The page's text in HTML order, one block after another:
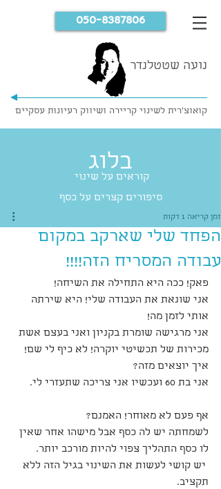
נועה שטטלנדר
קואוצ'רית לשינוי קריירה ושיווק רעיונות עסקיים
050-8387806
הפחד שלי שארקב במקום
עבודה המסריח הזה!!!!
זמן קריאה 1 דקות
פאק! ככה היא התחילה את השיחה!
אני שונאת את העבודה שלי! היא שירתה
אותי לזמן מה!
אני מרגישה שומרת בקניון ואני בעצם אשת
מכירות של תכשיטי יוקרה! לא כיף לי שם!
איך יוצאים מזה?
אני בת 60 ועכשיו אני צריכה שתעזרי לי.
אף פעם לא מאוחר! האמנם?
לשמחתה יש לה כסף אבל מישהו אחר שאין
לו כסף התהליך צפוי להיות מורכב יותר.
יש קושי לעשות את השינוי בגיל הזה ללא
תקציב.
קוראים על שינוי
סיפורים קצרים על כסף
בלוג